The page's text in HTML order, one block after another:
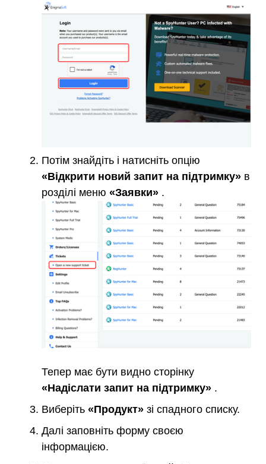
Потім знайдіть і натисніть опцію
«Відкрити новий запит на підтримку» в
розділі меню «Заявки» .
Тепер має бути видно сторінку
«Надіслати запит на підтримку» .
Виберіть «Продукт» зі спадного списку.
Далі заповніть форму своєю
інформацією.